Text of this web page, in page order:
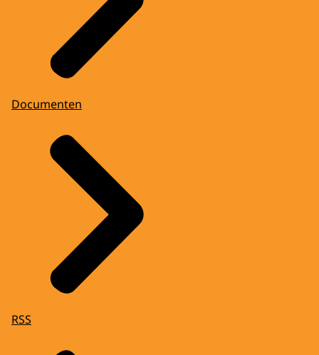
Documenten
RSS